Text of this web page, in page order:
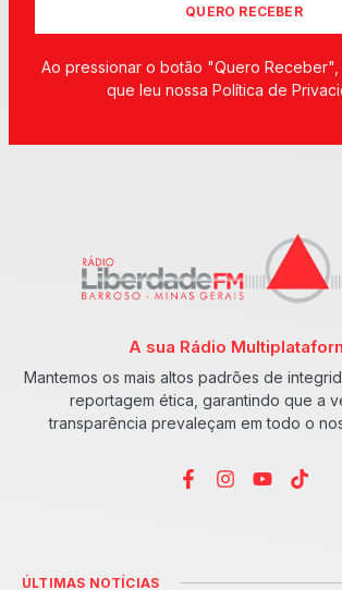
QUERO RECEBER
Ao pressionar o botão "Quero
que leu nossa Política de
A sua Rádio
Mantemos os mais altos padrões de
reportagem ética, garantindo que a
transparência prevaleçam em todo o
ÚLTIMAS NOTÍCIAS